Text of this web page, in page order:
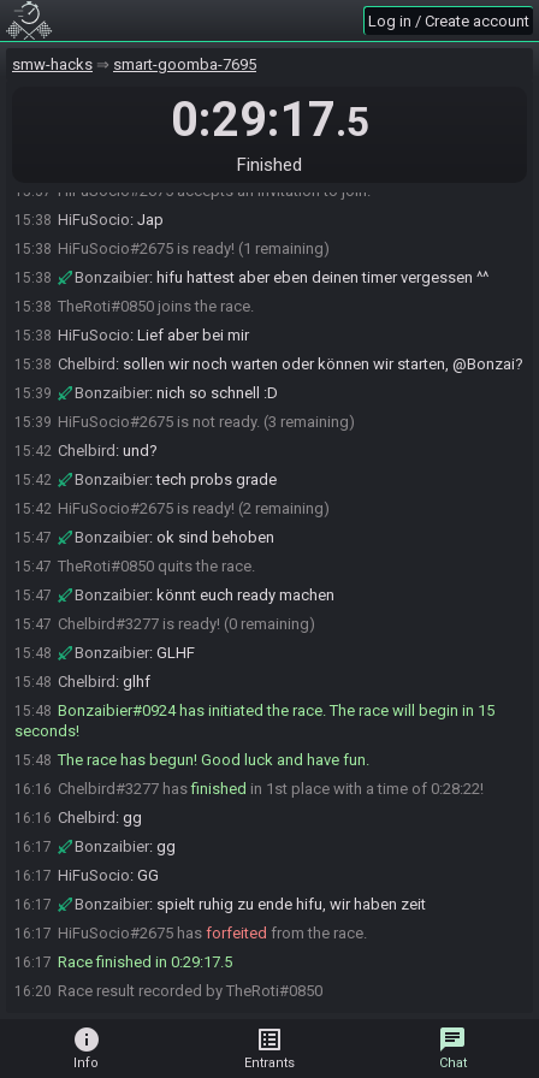
Log in / Create account
smw-hacks smart-goomba-7695
0:29:17.5
Finished
15:36
ich hab nicht gedacht, dass wer auf die Idee kommt, mir
Geld zu geben :-P
15:37 TheRoti:so wie lange braucht ihr Pause? so bis 16:50?
irre leute :D
ich bin jederzeit bereit
15:37 HiFuSocio#2675 accepts an invitation to join.
15:38 HiFuSocio: Jap
15:38 HiFuSocio#2675 is ready! (1 remaining)
15:38 Bonzaibier: hifu hattest aber eben deinen timer vergessen ^^
15:38 TheRoti#0850 joins the race.
15:38 HiFuSocio: Lief aber bei mir
15:38 Chelbird : sollen wir noch warten oder können wir starten, @Bonzai?
15:39 Bonzaibier: nich so schnell :D
15:39 HiFuSocio#2675 is not ready. (3 remaining)
15:42 Chelbird : und?
15:42 Bonzaibier:tech probs grade
15:42 HiFuSocio#2675 is ready! (2 remaining)
15:47 Bonzaibier: ok sind behoben
15:47 TheRoti#0850 quits the race.
15:47 Bonzaibier: könnt euch ready machen
15:47 Chelbird#3277 is ready! (0 remaining)
15:48 Bonzaibier: GLHF
15:48 Chelbird : glhf
15:48 Bonzaibier#0924 has initiated the race. The race will begin in 15
seconds!
15:48 The race has begun! Good luck and have fun.
16:16 Chelbird#3277 hasfinished in 1st place with a time of 0:28:22!
16:16 Chelbird : gg
16:17 Bonzaibier: gg
16:17 HiFuSocio: GG
16:17 Bonzaibier: spielt ruhig zu ende hifu, wir haben zeit
16:17 HiFuSocio#2675 has forfeited from the race.
16:17 Race finished in 0:29:17.5
16:20 Race result recorded by TheRoti#0850
info
Info
list_alt
Entrants
chat
Chat